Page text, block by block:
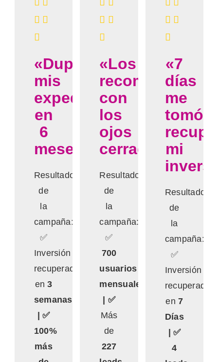
«Dupliqué
mis
expedientes
en
6
meses»
Resultados
de
la
campaña:
✅
Inversión
recuperada
en 3
semanas
| ✅
100%
más
«Los
recomiendo
con
los
ojos
cerrados»
Resultados
de
la
campaña:
✅
700
usuarios
mensuales
| ✅
Más
de
227
«7
días
me
tomó
mi
Resultados
de
la
campaña:
✅
Inversión
recuperada
en 7
Días
| ✅
4